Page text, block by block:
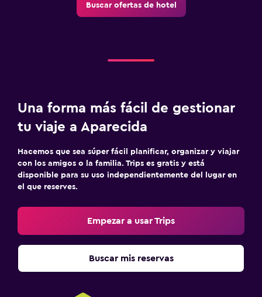
Buscar ofertas de hotel
Una forma más fácil de gestionar
tu viaje a Aparecida
Hacemos que sea súper fácil planificar, organizar y viajar
con los amigos o la familia. Trips es gratis y está
disponible para su uso independientemente del lugar en
el que reserves.
Empezar a usar Trips
Buscar mis reservas